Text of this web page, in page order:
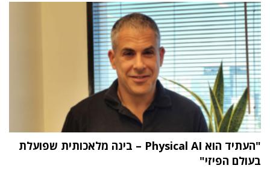
"העתיד הוא Physical AI – בינה מלאכותית שפועלת
בעולם הפיזי"